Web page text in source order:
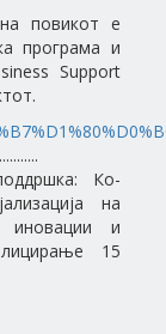
повикот е
програма и
Support
Ко-
на
и
15